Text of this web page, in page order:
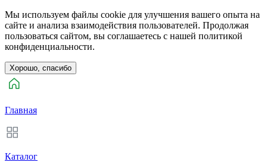
Мы используем файлы cookie для улучшения вашего опыта на
сайте и анализа взаимодействия пользователей. Продолжая
пользоваться сайтом, вы соглашаетесь с нашей политикой
конфиденциальности.
Хорошо, спасибо
Главная
Каталог